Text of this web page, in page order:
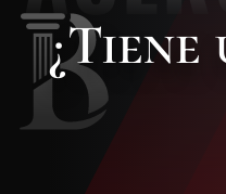
¿Tiene